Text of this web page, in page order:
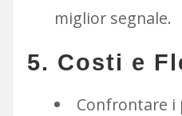
miglior segnale.
5. Costi e
Confrontare i